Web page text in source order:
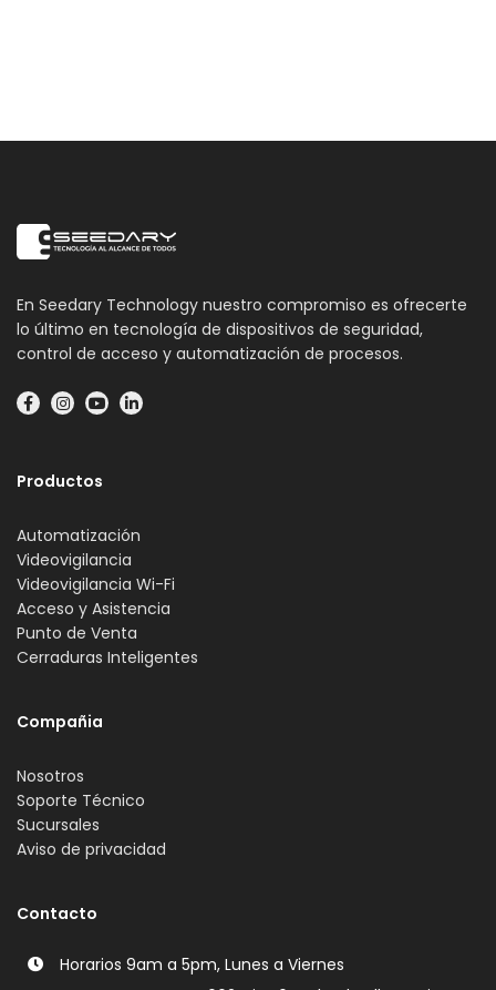
En Seedary Technology nuestro compromiso es ofrecerte
lo último en tecnología de dispositivos de seguridad,
control de acceso y automatización de procesos.
Productos
Automatización
Videovigilancia
Videovigilancia Wi-Fi
Acceso y Asistencia
Punto de Venta
Cerraduras Inteligentes
Compañia
Nosotros
Soporte Técnico
Sucursales
Aviso de privacidad
Contacto
Horarios 9am a 5pm, Lunes a Viernes